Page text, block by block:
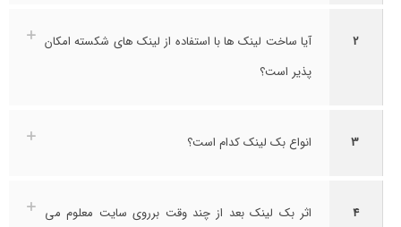
2
آیا ساخت لینک ها با استفاده از لینک های شکسته امکان
پذیر است؟
3 انواع بک لینک کدام است؟
4
اثر بک لینک بعد از چند وقت برروی سایت معلوم می